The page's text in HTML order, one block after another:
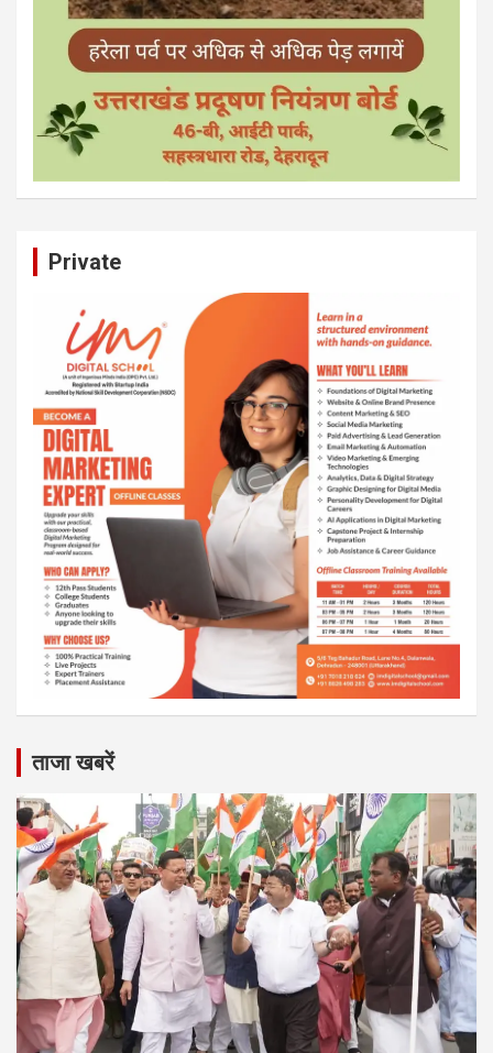
Private
ताजा खबरें